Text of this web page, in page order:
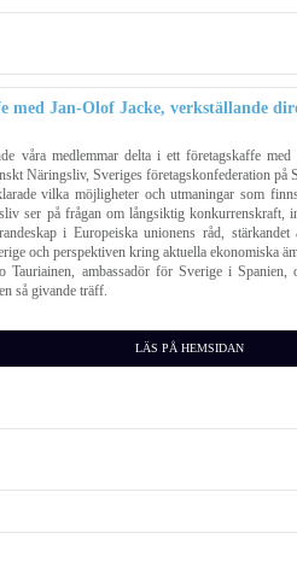
med Jan-Olof Jacke, verkställande
våra medlemmar delta i ett företagskaffe med
Näringsliv, Sveriges företagskonfederation på
vilka möjligheter och utmaningar som
ser på frågan om långsiktig konkurrenskraft,
i Europeiska unionens råd, stärkandet
och perspektiven kring aktuella ekonomiska
Tauriainen, ambassadör för Sverige i Spanien,
så givande träff.
LÄS PÅ HEMSIDAN